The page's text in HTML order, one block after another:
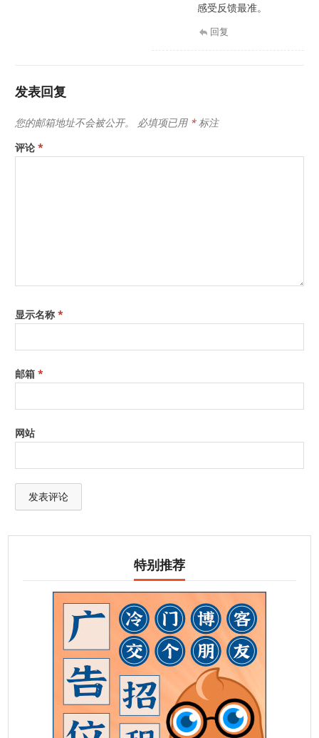
感受反馈最准。
回复
发表回复
您的邮箱地址不会被公开。 必填项已用 *标注
评论*
显示名称*
邮箱*
网站
特别推荐